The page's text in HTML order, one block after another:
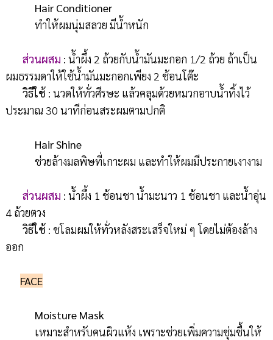
Hair Conditioner
ทำให้ผมนุ่มสลวย มีน้ำหนัก
ส่วนผสม : น้ำผึ้ง 2 ถ้วยกับน้ำมันมะกอก 1/2 ถ้วย ถ้าเป็น
ผมธรรมดาให้ใช้น้ำมันมะกอกเพียง 2 ช้อนโต๊ะ
วิธีใช้ : นวดให้ทั่วศีรษะ แล้วคลุมด้วยหมวกอาบน้ำทิ้งไว้
ประมาณ 30 นาทีก่อนสระผมตามปกติ
Hair Shine
ช่วยล้างมลพิษที่เกาะผม และทำให้ผมมีประกายเงางาม
ส่วนผสม : น้ำผึ้ง 1 ช้อนชา น้ำมะนาว 1 ช้อนชา และน้ำอุ่น
4 ถ้วยตวง
วิธีใช้ : ชโลมผมให้ทั่วหลังสระเสร็จใหม่ ๆ โดยไม่ต้องล้าง
ออก
FACE
Moisture Mask
เหมาะสำหรับคนผิวแห้ง เพราะช่วยเพิ่มความชุ่มชื้นให้